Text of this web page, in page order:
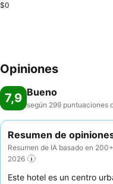
$0
Opiniones
7,9 Bueno
según 299 puntuaciones
Resumen de
Resumen de IA basado en
2026
Este hotel es un centro